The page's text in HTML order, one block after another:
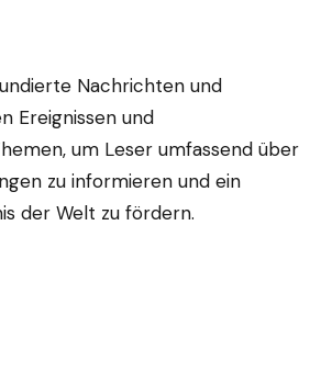
Nachrichten und
Ereignissen und
um Leser umfassend über
zu informieren und ein
der Welt zu fördern.